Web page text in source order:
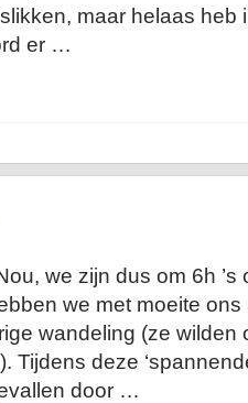
maar helaas heb
er …
we zijn dus om 6h
we met moeite
wandeling (ze wilden
deze
door …